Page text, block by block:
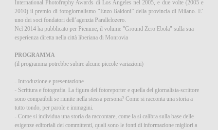
International Photofraphy Awards di Los Angeles nel 2005, e due volte (2005 e
2010) il premio di fotogiornalismo “Enzo Baldoni” della provincia di Milano. E’
uno dei soci fondatori dell’agenzia Parallelozero.
Nel 2014 ha pubblicato per Piemme, il volume "Ground Zero Ebola" sulla sua
esperienza diretta nella città liberiana di Monrovia
PROGRAMMA
(il programma potrebbe subire alcune piccole variazioni)
- Introduzione e presentazione.
- Scrittura e fotografia. La figura del fotoreporter e quella del giornalista-scrittore
sono compatibili se riunite nella stessa persona? Come si racconta una storia a
tutto tondo, per parole e immagini.
- Come si individua una storia da raccontare, come la si calibra sulla base delle
esigenze editoriali dei committenti, quali sono le fonti di informazione migliori a